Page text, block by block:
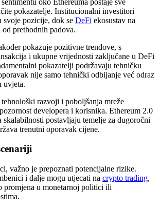
pokazatelje. Institucionalni investitori
svoje pozicije, dok se DeFi ekosustav na
prethodnih padova.
pokazuje pozitivne trendove, s
i ukupne vrijednosti zaključane u DeFi
pokazatelji podržavaju tehničku
nije samo tehnički odbijanje već odraz
uvjeta.
razvoji i poboljšanja mreže
developera i korisnika. Ethereum 2.0
skalabilnosti postavljaju temelje za dugoročni
trenutni oporavak cijene.
važno je prepoznati potencijalne rizike.
i dalje mogu utjecati na crypto trading,
promjena u monetarnoj politici ili